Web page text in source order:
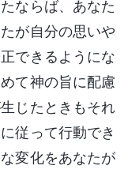
ならば、あなた
が自分の思いや
できるようにな
て神の旨に配慮
じたときもそれ
従って行動でき
変化をあなたが